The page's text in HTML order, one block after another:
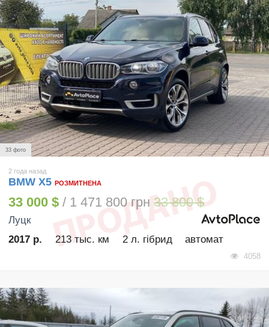
33 фото
2 года назад
BMW X5 РОЗМИТНЕНА
33 000 $ / 1 471 800 грн 33 800 $
Луцк
2017 р.
213 тыс. км 2 л. гібрид автомат
4058